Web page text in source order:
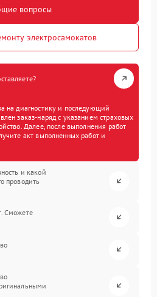
вопросы
электросамокатов
на диагностику и последующий
заказ-наряд с указанием страховых
Далее, после выполнения работ
акт выполненных работ и
и какой
проводить
Сможете